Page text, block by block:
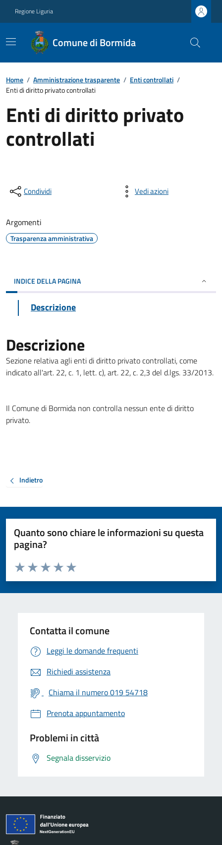
Regione Liguria
Comune di Bormida
Home / Amministrazione trasparente / Enti controllati /
Enti di diritto privato controllati
Enti di diritto privato
controllati
Condividi Vedi azioni
Argomenti
Trasparenza amministrativa
INDICE DELLA PAGINA
Descrizione
Descrizione
Sezione relativa agli enti di diritto privato controllati, come
indicato all'art. 22, c. 1, lett. c), art. 22, c. 2,3 del d.lgs. 33/2013.
Il Comune di Bormida non controlla nessun ente di diritto
privato.
Indietro
Quanto sono chiare le informazioni su questa
pagina?
Valuta da 1 a 5 stelle la pagina
Valuta 5 stelle su 5
Valuta 4 stelle su 5
Valuta 3 stelle su 5
Valuta 2 stelle su 5
Valuta 1 stelle su 5
Contatta il comune
Leggi le domande frequenti
Richiedi assistenza
Chiama il numero 019 54718
Prenota appuntamento
Problemi in città
Segnala disservizio